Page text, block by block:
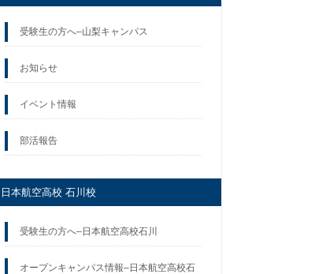
受験生の方へ–山梨キャンパス
お知らせ
イベント情報
部活報告
日本航空高校 石川校
受験生の方へ–日本航空高校石川
オープンキャンパス情報–日本航空高校石